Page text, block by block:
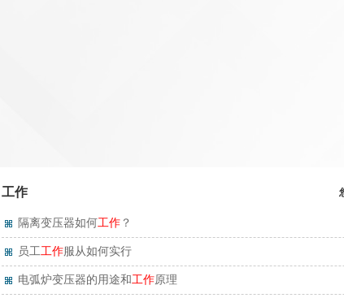
工作
隔离变压器如何工作 ？
员工工作服从如何实行
电弧炉变压器的用途和工作原理